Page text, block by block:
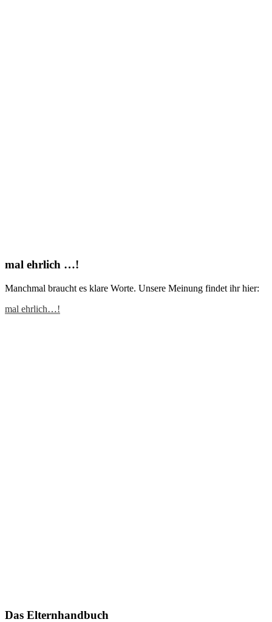
mal ehrlich …!
Manchmal braucht es klare Worte. Unsere Meinung findet ihr hier:
mal ehrlich…!
Das Elternhandbuch